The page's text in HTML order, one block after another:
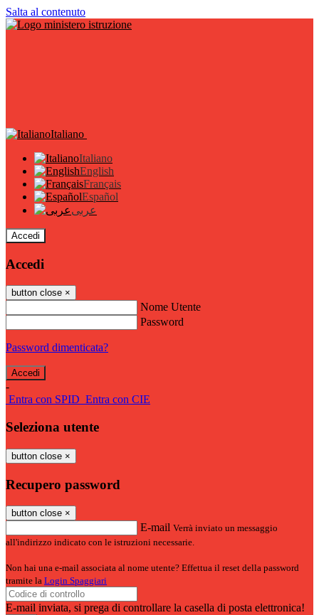
Salta al contenuto
Italiano
Italiano
English
Français
Español
عربى
Accedi
Accedi
button close ×
Nome Utente
Password
Password dimenticata?
-
Entra con SPID Entra con CIE
Seleziona utente
button close ×
Recupero password
button close ×
E-mail Verrà inviato un messaggio
all'indirizzo indicato con le istruzioni necessarie.
Non hai una e-mail associata al nome utente? Effettua il reset della password
tramite la Login Spaggiari
E-mail inviata, si prega di controllare la casella di posta elettronica!